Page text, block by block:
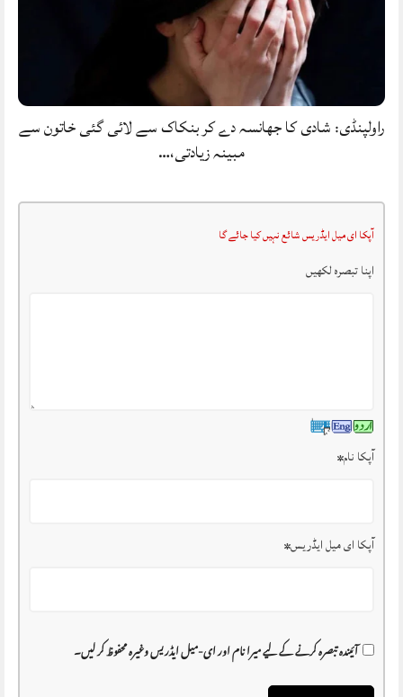
راولپنڈی: شادی کا جھانسہ دے کر بنکاک سے لائی گئی خاتون سے
مبینہ زیادتی،…
آپکا ای میل ایڈریس شائع نہیں کیا جائے گا
اپنا تبصرہ لکھیں
آپکا نام*
آپکا ای میل ایڈریس*
آئیندہ تبصرہ کرنے کے لیے میرا نام اور ای-میل ایڈریس وغیرہ محفوظ کر لیں۔